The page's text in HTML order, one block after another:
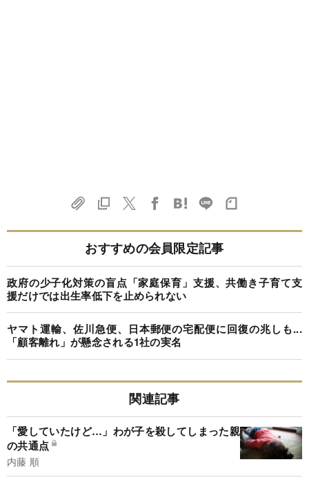
おすすめの会員限定記事
政府の少子化対策の盲点「家庭保育」支援、共働き子育て支
援だけでは出生率低下を止められない
ヤマト運輸、佐川急便、日本郵便の宅配便に回復の兆しも...
「顧客離れ」が懸念される1社の実名
関連記事
「愛していたけど…」わが子を殺してしまった親
の共通点
内藤 順